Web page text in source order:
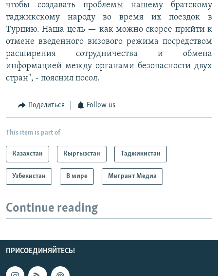
чтобы создавать проблемы нашему братскому
таджикскому народу во время их поездок в
Турцию. Наша цель — как можно скорее прийти к
отмене введенного визового режима посредством
расширения сотрудничества и обмена
информацией между органами безопасности двух
стран", - пояснил посол.
Поделиться Follow us
This item is part of
Казахстан Кыргызстан Таджикистан
Узбекистан В мире Мигрант Медиа
Continue reading
ПРИСОЕДИНЯЙТЕСЬ!